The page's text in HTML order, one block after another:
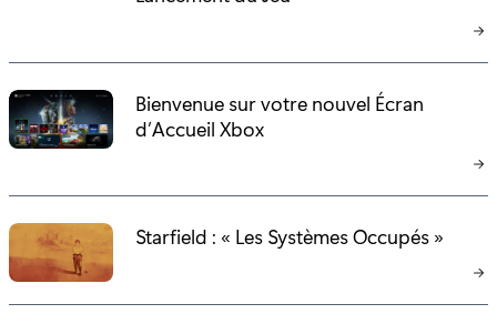
Bienvenue sur votre nouvel Écran
d’Accueil Xbox
Starfield : « Les Systèmes Occupés »